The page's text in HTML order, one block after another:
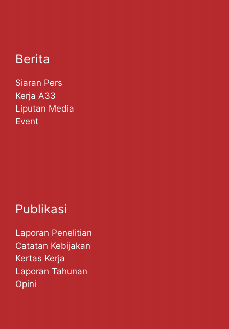
Berita
Siaran Pers
Kerja A33
Liputan Media
Event
Publikasi
Laporan Penelitian
Catatan Kebijakan
Kertas Kerja
Laporan Tahunan
Opini